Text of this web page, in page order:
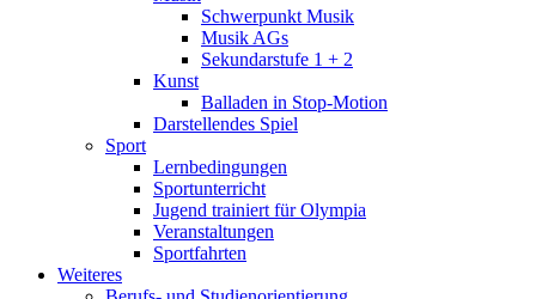
Schwerpunkt Musik
Musik AGs
Sekundarstufe 1 + 2
Kunst
Balladen in Stop-Motion
Darstellendes Spiel
Sport
Lernbedingungen
Sportunterricht
Jugend trainiert für Olympia
Veranstaltungen
Sportfahrten
Weiteres